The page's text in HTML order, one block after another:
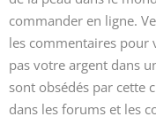
commander en ligne.
les commentaires pour
pas votre argent dans
sont obsédés par cette
dans les forums et les